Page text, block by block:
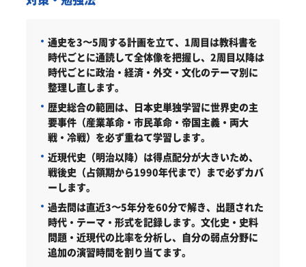
通史を3〜5周する計画を立て、1周目は教科書を
時代ごとに通読して全体像を把握し、2周目以降は
時代ごとに政治・経済・外交・文化のテーマ別に
整理し直します。
歴史総合の範囲は、日本史単独学習に世界史の主
要事件（産業革命・市民革命・帝国主義・両大
戦・冷戦）を必ず重ねて学習します。
近現代史（明治以降）は得点配分が大きいため、
戦後史（占領期から1990年代まで）まで必ずカバ
ーします。
過去問は直近3〜5年分を60分で解き、出題された
時代・テーマ・形式を記録します。文化史・史料
問題・近現代の比率を分析し、自分の弱点分野に
追加の演習時間を割り当てます。